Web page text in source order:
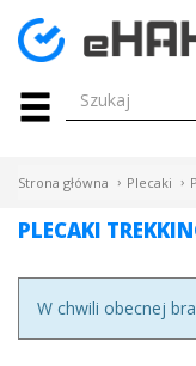
Menu
HAKI
WIĄZKI
ELEKTRYCZNE
ROWEROWE
Strona główna Plecaki
PLECAKI
W chwili obecnej